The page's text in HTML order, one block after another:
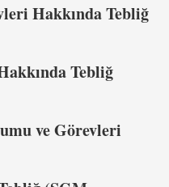
Hakkında Tebliğ
Tebliğ
ve Görevleri